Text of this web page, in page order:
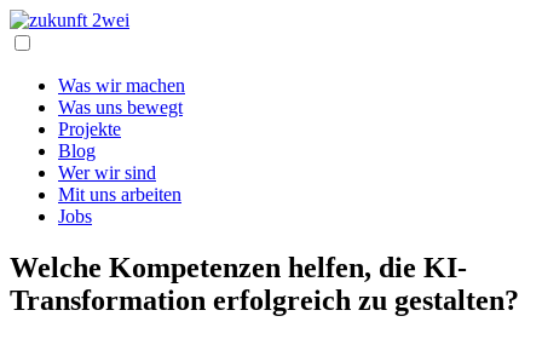
Was wir machen
Was uns bewegt
Projekte
Blog
Wer wir sind
Mit uns arbeiten
Jobs
Welche Kompetenzen helfen, die KI-
Transformation erfolgreich zu gestalten?